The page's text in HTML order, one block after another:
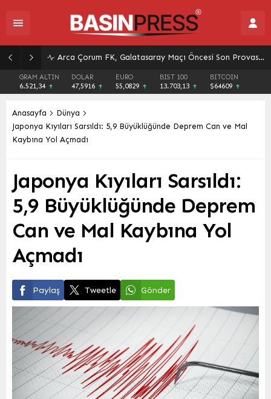
Arca Çorum FK, Galatasaray Maçı Öncesi Son Provasında Golle Tanışamadı: Gençlerbirliği ile Berabere Kaldı
GRAM ALTIN
6.521,34
DOLAR
47,5916
EURO
55,0829
BIST 100
13.703,13
BITCOIN
$64609
Anasayfa
Dünya
Japonya Kıyıları Sarsıldı: 5,9 Büyüklüğünde Deprem Can ve Mal
Kaybına Yol Açmadı
Japonya Kıyıları Sarsıldı:
5,9 Büyüklüğünde Deprem
Can ve Mal Kaybına Yol
Açmadı
Paylaş Tweetle Gönder